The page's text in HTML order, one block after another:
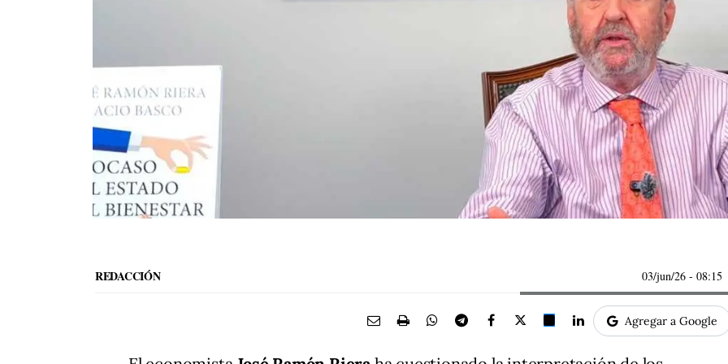
REDACCIÓN 03/jun/26 - 08:15
Agregar a Google